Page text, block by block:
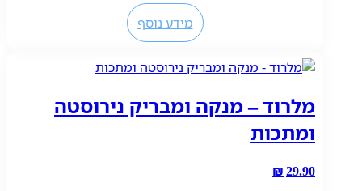
מידע נוסף
מלרוד – מנקה ומבריק נירוסטה
ומתכות
₪29.90